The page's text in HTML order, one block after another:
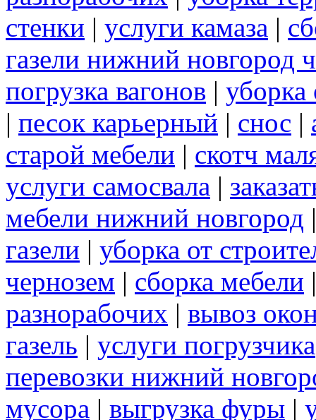
стенки | услуги камаза |
газели нижний новгород
погрузка вагонов | уборка
| песок карьерный | снос |
старой мебели | скотч
услуги самосвала |
мебели нижний новгород
газели | уборка от
чернозем | сборка мебели
разнорабочих | вывоз
газель | услуги погрузчика
перевозки нижний
мусора | выгрузка фуры |